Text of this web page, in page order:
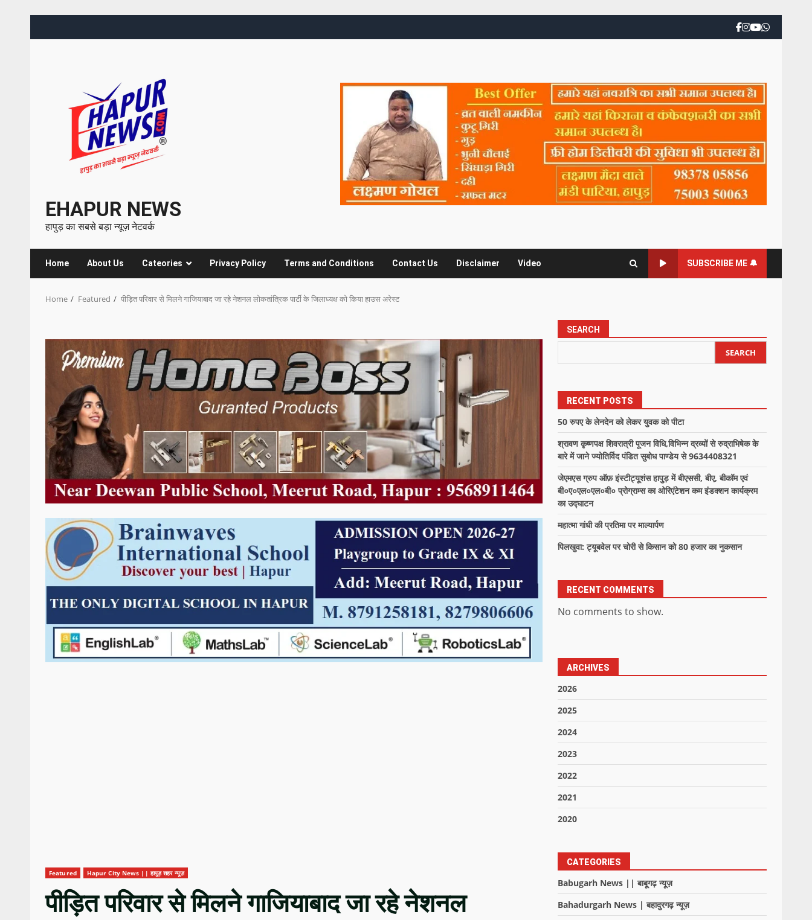
EHAPUR NEWS
हापुड़ का सबसे बड़ा न्यूज़ नेटवर्क
Home About Us Cateories Privacy Policy Terms and Conditions Contact Us Disclaimer Video SUBSCRIBE ME 🔔
Home Featured पीड़ित परिवार से मिलने गाजियाबाद जा रहे नेशनल लोकतांत्रिक पार्टी के जिलाध्यक्ष को किया हाउस अरेस्ट
Featured Hapur City News || हापुड़ शहर न्यूज़
पीड़ित परिवार से मिलने गाजियाबाद जा रहे नेशनल
SEARCH
SEARCH
RECENT POSTS
50 रुपए के लेनदेन को लेकर युवक को पीटा
श्रावण कृष्णपक्ष शिवरात्री पूजन विधि,विभिन्न द्रव्यों से रुद्राभिषेक के
बारे में जाने ज्योतिर्विद पंडित सुबोध पाण्डेय से 9634408321
जेएमएस ग्रुप ऑफ़ इंस्टीट्यूशंस हापुड़ में बीएससी, बीए, बीकॉम एवं
बी०ए०एल०एल०बी० प्रोग्राम्स का ओरिएंटेशन कम इंडक्शन कार्यक्रम
का उद्घाटन
महात्मा गांधी की प्रतिमा पर माल्यार्पण
पिलखुवा: ट्यूबवेल पर चोरी से किसान को 80 हजार का नुकसान
RECENT COMMENTS
No comments to show.
ARCHIVES
2026
2025
2024
2023
2022
2021
2020
CATEGORIES
Babugarh News || बाबूगढ़ न्यूज़
Bahadurgarh News | बहादुरगढ़ न्यूज़